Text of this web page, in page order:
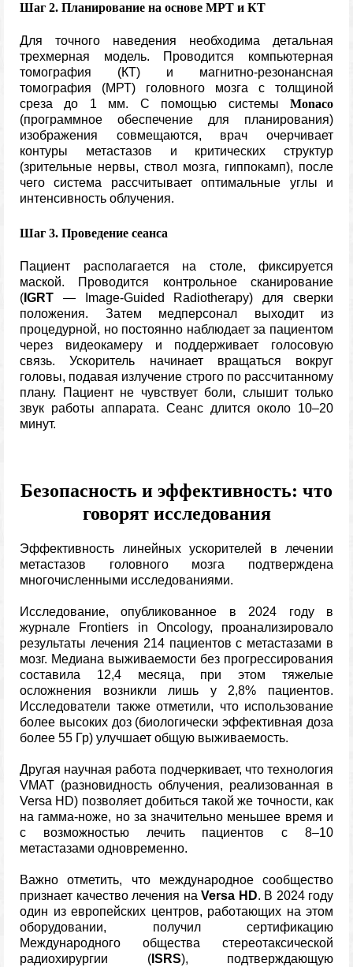
Шаг 2. Планирование на основе МРТ и КТ
Для точного наведения необходима детальная
трехмерная модель. Проводится компьютерная
томография (КТ) и магнитно-резонансная
томография (МРТ) головного мозга с толщиной
среза до 1 мм. С помощью системы Monaco
(программное обеспечение для планирования)
изображения совмещаются, врач очерчивает
контуры метастазов и критических структур
(зрительные нервы, ствол мозга, гиппокамп), после
чего система рассчитывает оптимальные углы и
интенсивность облучения.
Шаг 3. Проведение сеанса
Пациент располагается на столе, фиксируется
маской. Проводится контрольное сканирование
( IGRT — Image-Guided Radiotherapy) для сверки
положения. Затем медперсонал выходит из
процедурной, но постоянно наблюдает за пациентом
через видеокамеру и поддерживает голосовую
связь. Ускоритель начинает вращаться вокруг
головы, подавая излучение строго по рассчитанному
плану. Пациент не чувствует боли, слышит только
звук работы аппарата. Сеанс длится около 10–20
минут.
Безопасность и эффективность: что
говорят исследования
Эффективность линейных ускорителей в лечении
метастазов головного мозга подтверждена
многочисленными исследованиями.
Исследование, опубликованное в 2024 году в
журнале Frontiers in Oncology, проанализировало
результаты лечения 214 пациентов с метастазами в
мозг. Медиана выживаемости без прогрессирования
составила 12,4 месяца, при этом тяжелые
осложнения возникли лишь у 2,8% пациентов.
Исследователи также отметили, что использование
более высоких доз (биологически эффективная доза
более 55 Гр) улучшает общую выживаемость.
Другая научная работа подчеркивает, что технология
VMAT (разновидность облучения, реализованная в
Versa HD) позволяет добиться такой же точности, как
на гамма-ноже, но за значительно меньшее время и
с возможностью лечить пациентов с 8–10
метастазами одновременно.
Важно отметить, что международное сообщество
признает качество лечения на Versa HD. В 2024 году
один из европейских центров, работающих на этом
оборудовании, получил сертификацию
Международного общества стереотаксической
радиохирургии (ISRS), подтверждающую